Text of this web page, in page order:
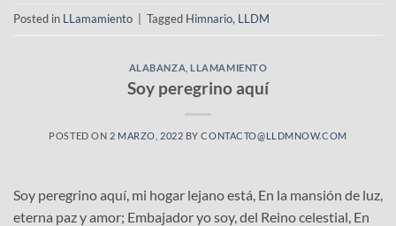
Posted in LLamamiento Tagged Himnario, LLDM
ALABANZA ,LLAMAMIENTO
Soy peregrino aquí
POSTED ON 2 MARZO, 2022 BYCONTACTO@LLDMNOW.COM
Soy peregrino aquí, mi hogar lejano está, En la mansión de luz,
eterna paz y amor; Embajador yo soy, del Reino celestial, En